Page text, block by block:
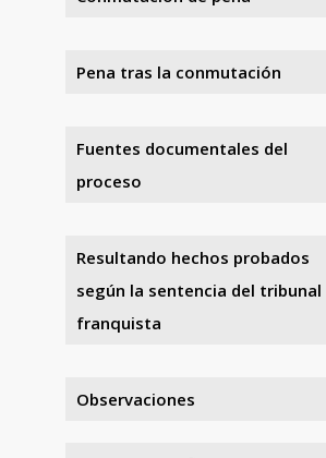
Pena tras la conmutación
Fuentes documentales del
proceso
Resultando hechos probados
según la sentencia del tribunal
franquista
Observaciones